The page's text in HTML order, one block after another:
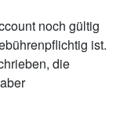
noch gültig
ist.
die